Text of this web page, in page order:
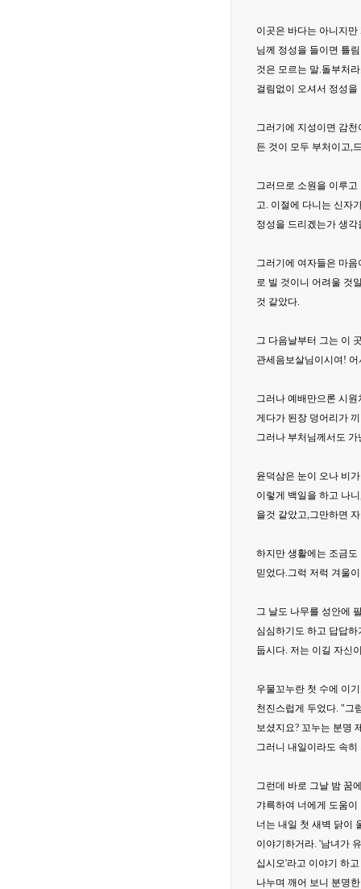
이곳은 바다는 아니지
님께 정성을 들이면 틀
것은 모르는 말.돌부처
걸림없이 오셔서 정성
그러기에 지성이면 감
든 것이 모두 부처이고,
그러므로 소원을 이루
고. 이절에 다니는 신자
정성을 드리겠는가 생각
그러기에 여자들은 마
로 빌 것이니 어려울 것
것 같았다.
그 다음날부터 그는 이
관세음보살님이시여!
그러나 예배만으론 시
게다가 된장 덩어리가
그러나 부처님께서도
윤덕삼은 눈이 오나 비
이렇게 백일을 하고 나
을것 같았고,그만하면
하지만 생활에는 조금
믿었다.그럭 저럭 겨울
그 날도 나무를 성안에
심심하기도 하고 답답
둡시다. 저는 이길 자신
우물꼬누란 첫 수에 이
천진스럽게 두었다. "그
보셨지요? 꼬누는 분명
그러니 내일이라도 속
그런데 바로 그날 밤 꿈
갸륵하여 너에게 도움
너는 내일 첫 새벽 닭이
이야기하거라. '남녀가
십시오'라고 이야기 하
나누며 깨어 보니 분명